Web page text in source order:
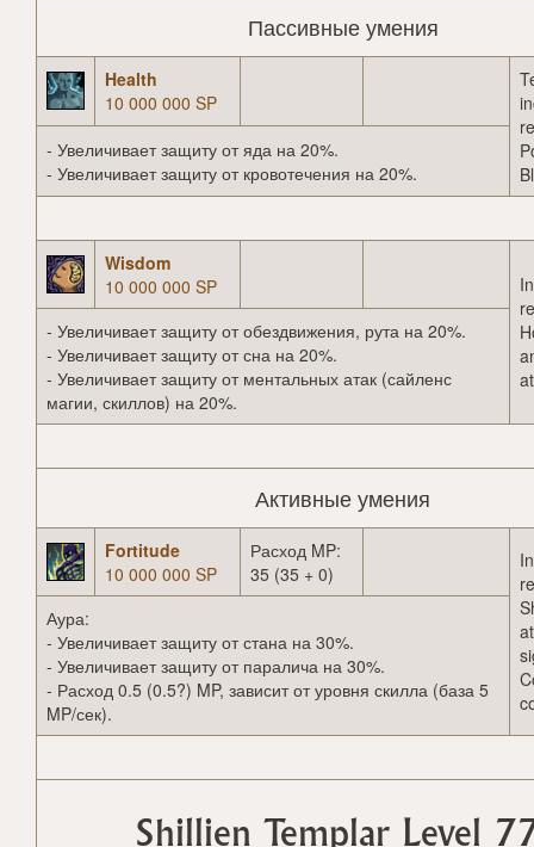
Пассивные умения
Health
10 000 000 SP
- Увеличивает защиту от яда на 20%.
- Увеличивает защиту от кровотечения на 20%.
Wisdom
10 000 000 SP
- Увеличивает защиту от обездвижения, рута на 20%.
- Увеличивает защиту от сна на 20%.
- Увеличивает защиту от ментальных атак (сайленс
магии, скиллов) на 20%.
Активные умения
Fortitude
10 000 000 SP
Расход MP:
35 (35 + 0)
Аура:
- Увеличивает защиту от стана на 30%.
- Увеличивает защиту от паралича на 30%.
- Расход 0.5 (0.5?) MP, зависит от уровня скилла (база 5
MP/сек).
Shillien Templar Level